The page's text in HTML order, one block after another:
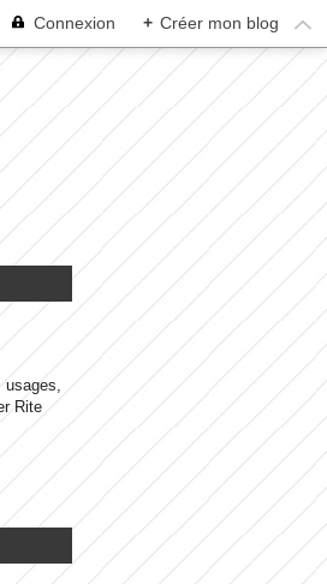
Connexion + Créer mon blog
usages,
Rite